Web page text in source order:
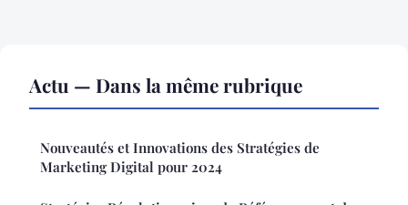
Actu — Dans la même rubrique
Nouveautés et Innovations des Stratégies de
Marketing Digital pour 2024